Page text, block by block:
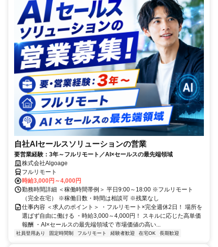
自社AIセールスソリューションの営業
要営業経験：3年～フルリモート／AI×セールスの最先端領域
株式会社Algoage
フルリモート
時給3,000円～4,000円
勤務時間詳細 ＜稼働時間帯例＞ 平日9:00～18:00 ※フルリモート
（完全在宅） ※稼働日数・時間は相談可 ※残業なし
仕事内容 ＜求人のポイント＞ ・フルリモート×完全週休2日！ 場所を
選ばず自由に働ける ・時給3,000～4,000円！ スキルに応じた高単価
報酬 ・AI×セールスの最先端領域で 市場価値の高い...
社員登用あり 固定時間制 フルリモート 経験者歓迎 在宅OK 長期歓迎